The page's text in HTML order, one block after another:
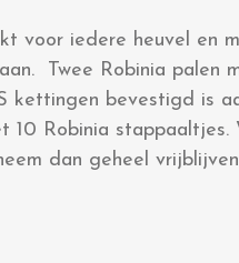
voor iedere heuvel en
Twee Robinia palen
kettingen bevestigd is
10 Robinia
dan geheel